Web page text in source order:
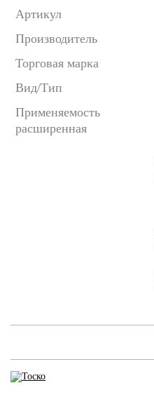
Артикул
Производитель
Торговая марка
Вид/Тип
Применяемость
расширенная